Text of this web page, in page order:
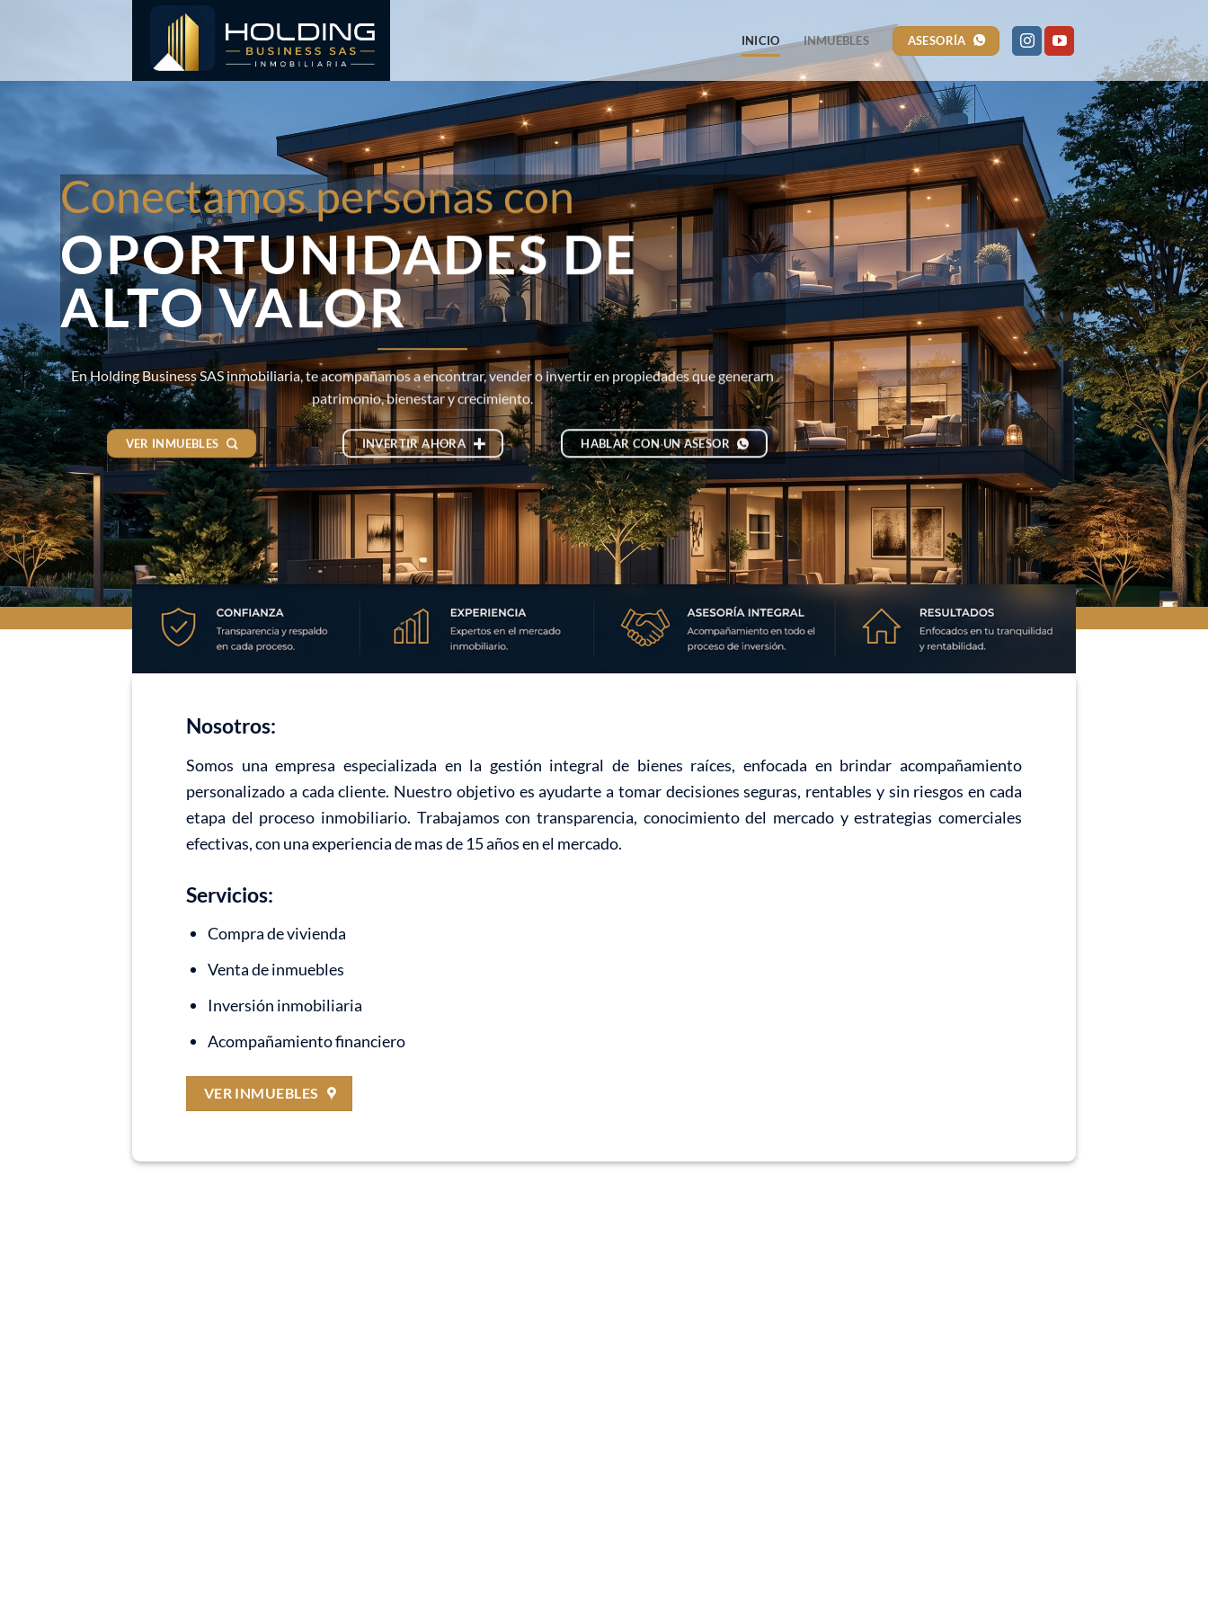
INICIO INMUEBLES ASESORÍA
Conectamos personas con
OPORTUNIDADES DE
ALTO VALOR
En Holding Business SAS inmobiliaria, te acompañamos a encontrar, vender o invertir en propiedades que generarn
patrimonio, bienestar y crecimiento.
VER INMUEBLES INVERTIR AHORA HABLAR CON UN ASESOR
Nosotros:
Somos una empresa especializada en la gestión integral de bienes raíces, enfocada en brindar acompañamiento
personalizado a cada cliente. Nuestro objetivo es ayudarte a tomar decisiones seguras, rentables y sin riesgos en cada
etapa del proceso inmobiliario. Trabajamos con transparencia, conocimiento del mercado y estrategias comerciales
efectivas, con una experiencia de mas de 15 años en el mercado.
Servicios:
Compra de vivienda
Venta de inmuebles
Inversión inmobiliaria
Acompañamiento financiero
VER INMUEBLES